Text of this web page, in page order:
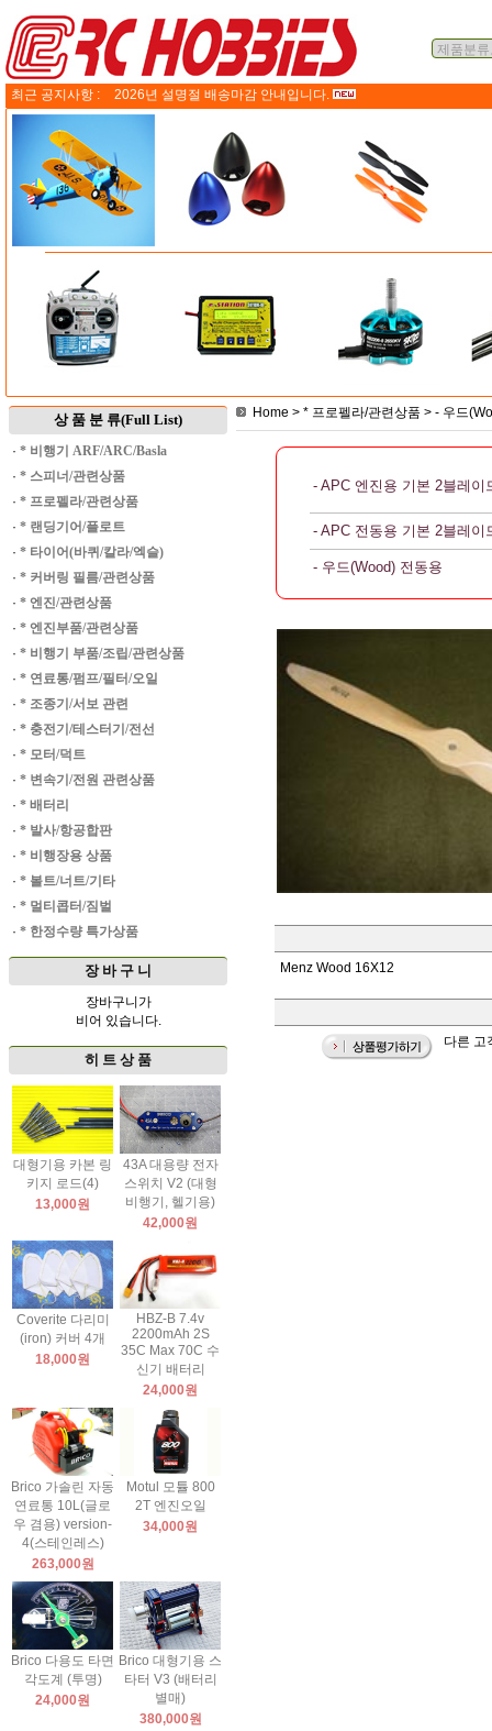
최근 공지사항 : 2026년 설명절 배송마감 안내입니다.
상 품 분 류(Full List)
· * 비행기 ARF/ARC/Basla
· * 스피너/관련상품
· * 프로펠라/관련상품
· * 랜딩기어/플로트
· * 타이어(바퀴/칼라/엑슬)
· * 커버링 필름/관련상품
· * 엔진/관련상품
· * 엔진부품/관련상품
· * 비행기 부품/조립/관련상품
· * 연료통/펌프/필터/오일
· * 조종기/서보 관련
· * 충전기/테스터기/전선
· * 모터/덕트
· * 변속기/전원 관련상품
· * 배터리
· * 발사/항공합판
· * 비행장용 상품
· * 볼트/너트/기타
· * 멀티콥터/짐벌
· * 한정수량 특가상품
장 바 구 니
장바구니가
비어 있습니다.
히 트 상 품
대형기용 카본 링
키지 로드(4)
13,000원
43A 대용량 전자
스위치 V2 (대형
비행기, 헬기용)
42,000원
Coverite 다리미
(iron) 커버 4개
18,000원
HBZ-B 7.4v
2200mAh 2S
35C Max 70C 수
신기 배터리
24,000원
Brico 가솔린 자동
연료통 10L(글로
우 겸용) version-
4(스테인레스)
263,000원
Motul 모튤 800
2T 엔진오일
34,000원
Brico 다용도 타면
각도계 (투명)
24,000원
Brico 대형기용 스
타터 V3 (배터리
별매)
380,000원
Home > * 프로펠라/관련상품 > - 우드
- APC 엔진용 기본 2블레이
- APC 전동용 기본 2블레이
- 우드(Wood) 전동용
Menz Wood 16X12
다른 고